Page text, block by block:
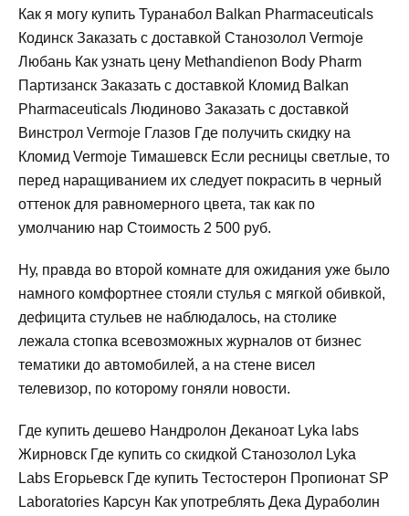
Как я могу купить Туранабол Balkan Pharmaceuticals
Кодинск Заказать с доставкой Станозолол Vermoje
Любань Как узнать цену Methandienon Body Pharm
Партизанск Заказать с доставкой Кломид Balkan
Pharmaceuticals Людиново Заказать с доставкой
Винстрол Vermoje Глазов Где получить скидку на
Кломид Vermoje Тимашевск Если ресницы светлые, то
перед наращиванием их следует покрасить в черный
оттенок для равномерного цвета, так как по
умолчанию нар Стоимость 2 500 руб.
Ну, правда во второй комнате для ожидания уже было
намного комфортнее стояли стулья с мягкой обивкой,
дефицита стульев не наблюдалось, на столике
лежала стопка всевозможных журналов от бизнес
тематики до автомобилей, а на стене висел
телевизор, по которому гоняли новости.
Где купить дешево Нандролон Деканоат Lyka labs
Жирновск Где купить со скидкой Станозолол Lyka
Labs Егорьевск Где купить Тестостерон Пропионат SP
Laboratories Карсун Как употреблять Дека Дураболин